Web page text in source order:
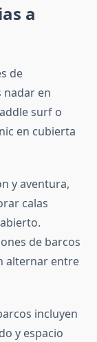
a
de
en
surf o
en cubierta
y aventura,
calas
de barcos
alternar entre
incluyen
y espacio